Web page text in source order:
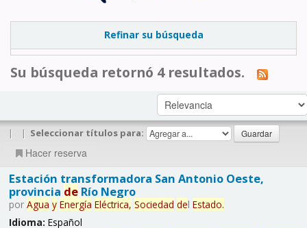
Refinar su búsqueda
Su búsqueda retornó 4 resultados.
| | Seleccionar títulos para:
Hacer reserva
Estación transformadora San Antonio Oeste,
provincia deRío Negro
por Agua y Energía Eléctrica, Sociedad del Estado.
Idioma: Español